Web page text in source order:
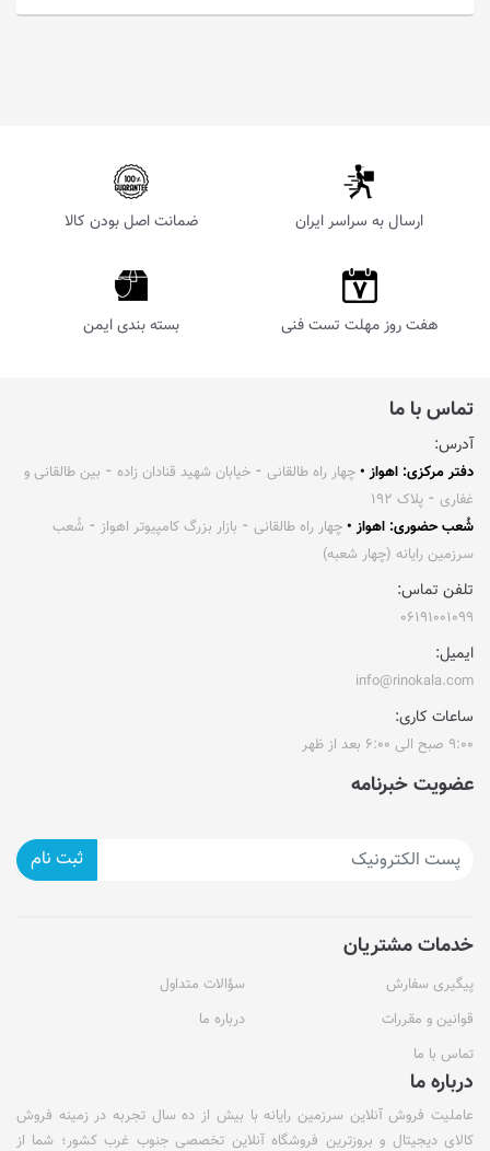
ارسال به سراسر ایران ضمانت اصل بودن کالا
هفت روز مهلت تست فنی بسته بندی ایمن
تماس با ما
آدرس:
دفتر مرکزی: اهواز • چهار راه طالقانی ⁃ خیابان شهید قنادان زاده ⁃ بین طالقانی و
غفاری ⁃ پلاک ۱۹۲
شُعب حضوری: اهواز • چهار راه طالقانی ⁃ بازار بزرگ کامپیوتر اهواز ⁃ شُعب
سرزمین رایانه (چهار شعبه)
تلفن تماس:
۰۶۱۹۱۰۰۱۰۹۹
ایمیل:
info@rinokala.com
ساعات کاری:
۹:۰۰ صبح الی ۶:۰۰ بعد از ظهر
عضویت خبرنامه
ثبت نام
خدمات مشتریان
پیگیری سفارش
سؤالات متداول
قوانین و مقررات
درباره ما
تماس با ما
درباره ما
عاملیت فروش آنلاین سرزمین رایانه با بیش از ده سال تجربه در زمینه فروش
کالای دیجیتال و بروزترین فروشگاه آنلاین تخصصی جنوب غرب کشور؛ شما از